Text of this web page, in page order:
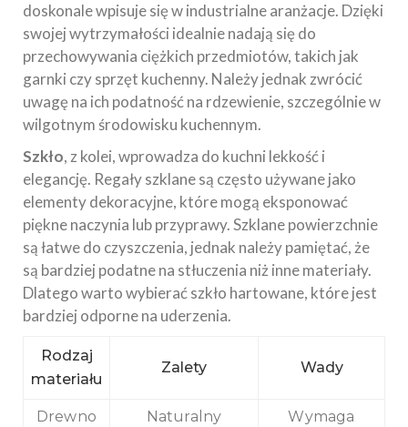
doskonale wpisuje się w industrialne aranżacje. Dzięki
swojej wytrzymałości idealnie nadają się do
przechowywania ciężkich przedmiotów, takich jak
garnki czy sprzęt kuchenny. Należy jednak zwrócić
uwagę na ich podatność na rdzewienie, szczególnie w
wilgotnym środowisku kuchennym.
Szkło, z kolei, wprowadza do kuchni lekkość i
elegancję. Regały szklane są często używane jako
elementy dekoracyjne, które mogą eksponować
piękne naczynia lub przyprawy. Szklane powierzchnie
są łatwe do czyszczenia, jednak należy pamiętać, że
są bardziej podatne na stłuczenia niż inne materiały.
Dlatego warto wybierać szkło hartowane, które jest
bardziej odporne na uderzenia.
Rodzaj
materiału
Zalety Wady
Drewno
Naturalny
Wymaga